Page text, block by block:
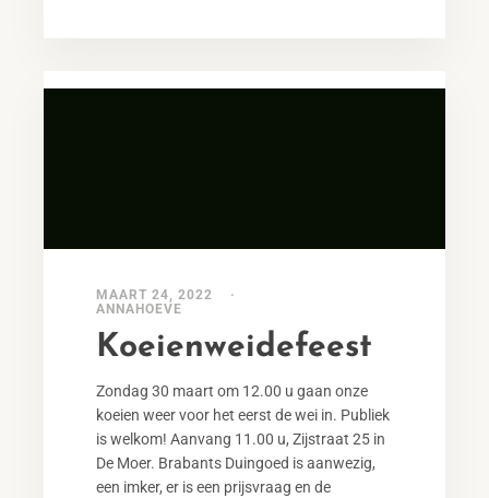
MAART 24, 2022
ANNAHOEVE
Koeienweidefeest
Zondag 30 maart om 12.00 u gaan onze
koeien weer voor het eerst de wei in. Publiek
is welkom! Aanvang 11.00 u, Zijstraat 25 in
De Moer. Brabants Duingoed is aanwezig,
een imker, er is een prijsvraag en de